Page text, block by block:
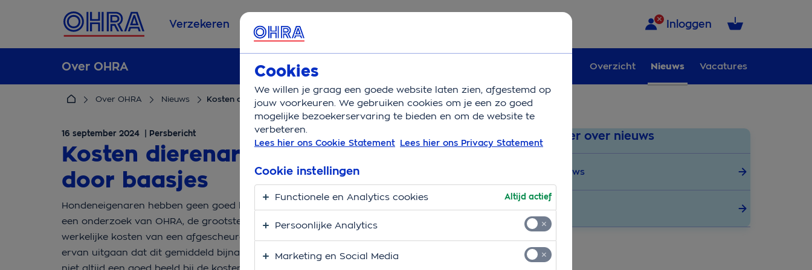
Verzekeren Service & Contact Inloggen
Over OHRA Overzicht Nieuws Vacatures
Over OHRA Nieuws Kosten dierenarts te laag ingeschat door baasjes
16 september 2024 | Persbericht
Kosten dierenarts te laag ingeschat
door baasjes
Hondeneigenaren hebben geen goed besef van de kosten van dierenartsbehandelingen blijkt uit
een onderzoek van OHRA, de grootste huisdierenverzekeraar van Nederland. Zo liggen de
werkelijke kosten van een afgescheurde kruisband-operatie rond de € 2.000,-, terwijl de baasjes
ervan uitgaan dat dit gemiddeld bijna duizend euro minder kost. Ook katteneigenaren hebben
Meer over nieuws
Nieuws
Pers
Cookies
We willen je graag een goede website laten zien, afgestemd op
jouw voorkeuren. We gebruiken cookies om je een zo goed
mogelijke bezoekerservaring te bieden en om de website te
verbeteren.
Lees hier ons Cookie Statement Lees hier ons Privacy Statement
Cookie instellingen
Functionele en Analytics cookies Altijd actief
Persoonlijke Analytics
Marketing en Social Media